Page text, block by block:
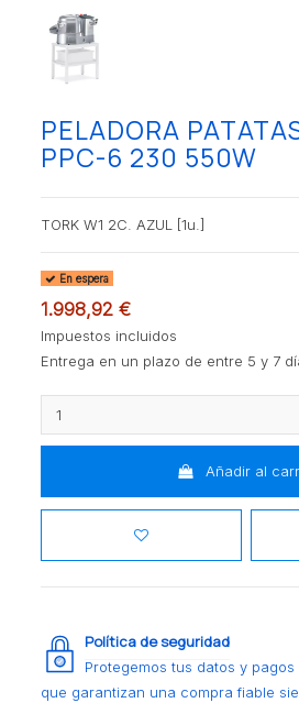
PELADORA
PPC-6 230 550W
TORK W1 2C. AZUL [1u.]
En espera
1.998,92 €
Impuestos incluidos
Entrega en un plazo de entre 5 y 7
Añadir al
Política de seguridad
Protegemos tus datos y
que garantizan una compra fiable